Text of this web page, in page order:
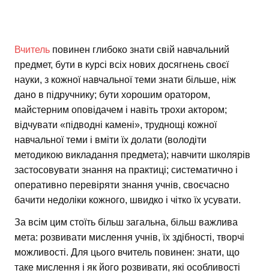
Вчитель повинен глибоко знати свій навчальний
предмет, бути в курсі всіх нових досягнень своєї
науки, з кожної навчальної теми знати більше, ніж
дано в підручнику; бути хорошим оратором,
майстерним оповідачем і навіть трохи актором;
відчувати «підводні камені», труднощі кожної
навчальної теми і вміти їх долати (володіти
методикою викладання предмета); навчити школярів
застосовувати знання на практиці; систематично і
оперативно перевіряти знання учнів, своєчасно
бачити недоліки кожного, швидко і чітко їх усувати.
За всім цим стоїть більш загальна, більш важлива
мета: розвивати мислення учнів, їх здібності, творчі
можливості. Для цього вчитель повинен: знати, що
таке мислення і як його розвивати, які особливості